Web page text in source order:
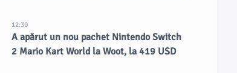
12:30
A apărut un nou pachet Nintendo Switch
2 Mario Kart World la Woot, la 419 USD